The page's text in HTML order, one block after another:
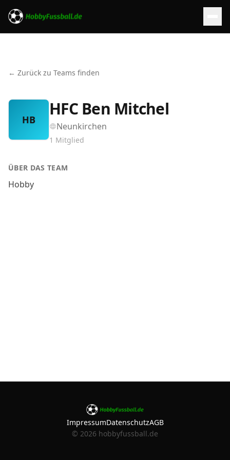
← Zurück zu Teams finden
HB
HFC Ben Mitchel
Neunkirchen
1 Mitglied
ÜBER DAS TEAM
Hobby
ImpressumDatenschutzAGB
© 2026 hobbyfussball.de